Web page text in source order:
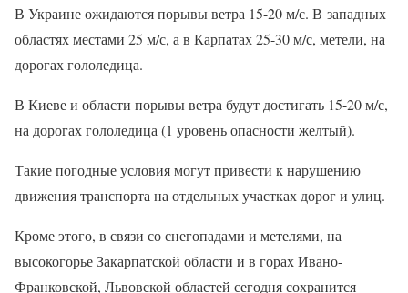
В Украине ожидаются порывы ветра 15-20 м/с. В западных
областях местами 25 м/с, а в Карпатах 25-30 м/с, метели, на
дорогах гололедица.
В Киеве и области порывы ветра будут достигать 15-20 м/с,
на дорогах гололедица (1 уровень опасности желтый).
Такие погодные условия могут привести к нарушению
движения транспорта на отдельных участках дорог и улиц.
Кроме этого, в связи со снегопадами и метелями, на
высокогорье Закарпатской области и в горах Ивано-
Франковской, Львовской областей сегодня сохранится